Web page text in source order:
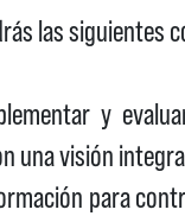
las siguientes
y
una visión
para